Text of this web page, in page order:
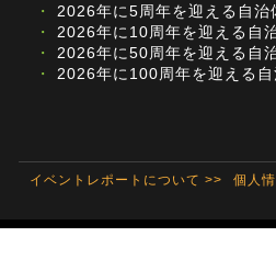
・
2026年に5周年を迎える自治
・
2026年に10周年を迎える自
・
2026年に50周年を迎える自
・
2026年に100周年を迎える自
イベントレポートについて >> 個人